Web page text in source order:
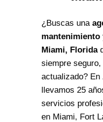
¿Buscas una
mantenimiento
Miami, Florida
siempre
actualizado? En
llevamos 25
servicios
en Miami, Fort